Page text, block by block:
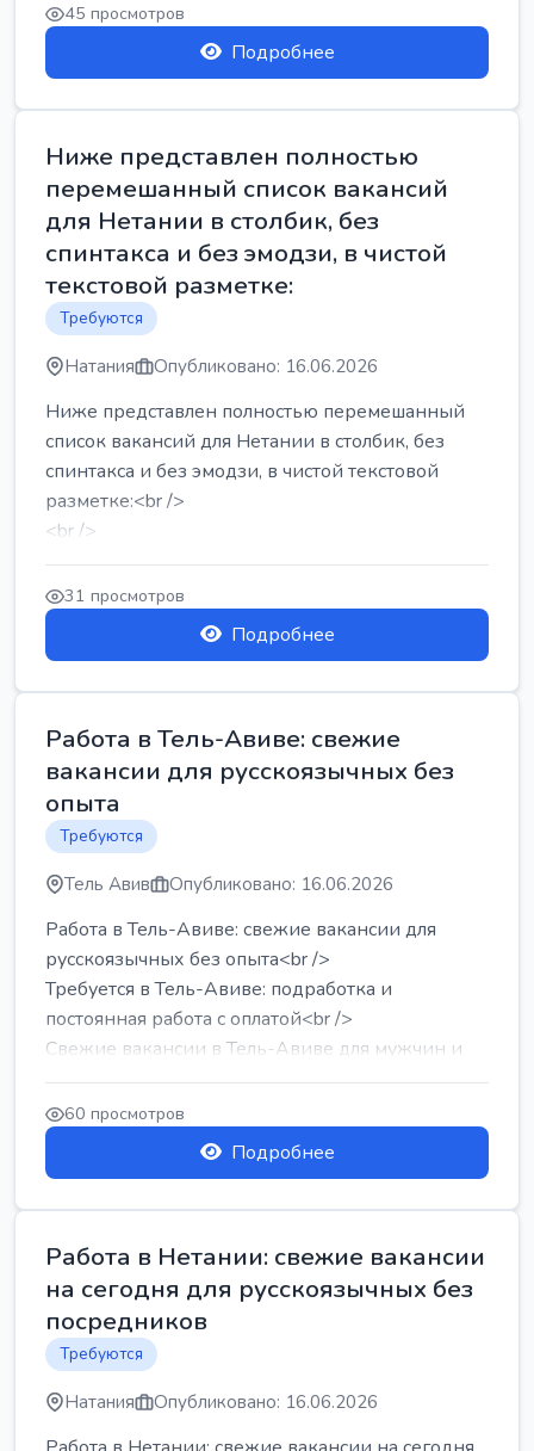
45 просмотров
Подробнее
Ниже представлен полностью
перемешанный список вакансий
для Нетании в столбик, без
спинтакса и без эмодзи, в чистой
текстовой разметке:
Требуются
Натания Опубликовано: 16.06.2026
Ниже представлен полностью перемешанный
список вакансий для Нетании в столбик, без
спинтакса и без эмодзи, в чистой текстовой
разметке:<br />
<br />
Работа в Нетании на мебельном производстве:
требу...
31 просмотров
Подробнее
Работа в Тель-Авиве: свежие
вакансии для русскоязычных без
опыта
Требуются
Тель Авив Опубликовано: 16.06.2026
Работа в Тель-Авиве: свежие вакансии для
русскоязычных без опыта<br />
Требуется в Тель-Авиве: подработка и
постоянная работа с оплатой<br />
Свежие вакансии в Тель-Авиве для мужчин и
женщин от хозя...
60 просмотров
Подробнее
Работа в Нетании: свежие вакансии
на сегодня для русскоязычных без
посредников
Требуются
Натания Опубликовано: 16.06.2026